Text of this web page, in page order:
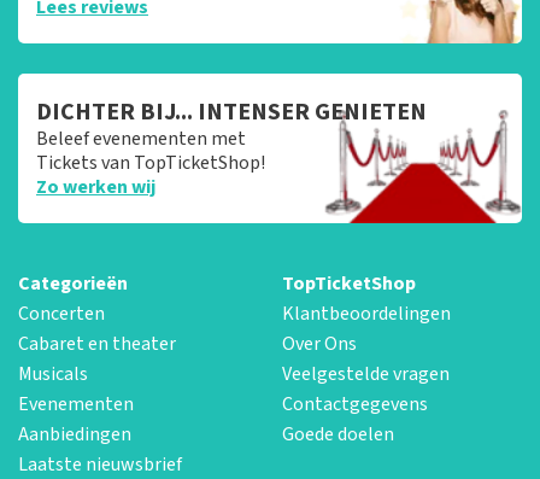
Lees reviews
DICHTER BIJ... INTENSER GENIETEN
Beleef evenementen met
Tickets van TopTicketShop!
Zo werken wij
Categorieën
Concerten
Cabaret en theater
Musicals
Evenementen
Aanbiedingen
Laatste nieuwsbrief
TopTicketShop
Klantbeoordelingen
Over Ons
Veelgestelde vragen
Contactgegevens
Goede doelen